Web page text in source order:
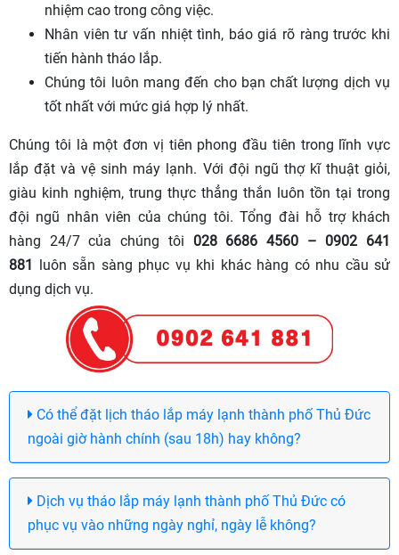
nhiệm cao trong công việc.
Nhân viên tư vấn nhiệt tình, báo giá rõ ràng trước khi
tiến hành tháo lắp.
Chúng tôi luôn mang đến cho bạn chất lượng dịch vụ
tốt nhất với mức giá hợp lý nhất.
Chúng tôi là một đơn vị tiên phong đầu tiên trong lĩnh vực
lắp đặt và vệ sinh máy lạnh. Với đội ngũ thợ kĩ thuật giỏi,
giàu kinh nghiệm, trung thực thẳng thắn luôn tồn tại trong
đội ngũ nhân viên của chúng tôi. Tổng đài hỗ trợ khách
hàng 24/7 của chúng tôi 028 6686 4560 – 0902 641
881 luôn sẵn sàng phục vụ khi khác hàng có nhu cầu sử
dụng dịch vụ.
Có thể đặt lịch tháo lắp máy lạnh thành phố Thủ Đức
ngoài giờ hành chính (sau 18h) hay không?
Dịch vụ tháo lắp máy lạnh thành phố Thủ Đức có
phục vụ vào những ngày nghỉ, ngày lễ không?